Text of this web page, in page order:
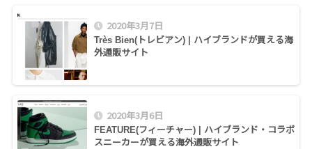
2020年3月7日
Très Bien(トレビアン) | ハイブランドが買える海
外通販サイト
2020年3月6日
FEATURE(フィーチャー) | ハイブランド・コラボ
スニーカーが買える海外通販サイト